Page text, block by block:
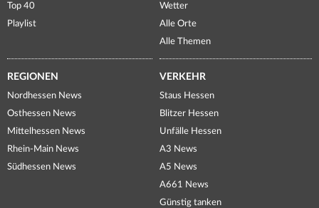
Top 40
Playlist
Wetter
Alle Orte
Alle Themen
REGIONEN
Nordhessen News
Osthessen News
Mittelhessen News
Rhein-Main News
Südhessen News
VERKEHR
Staus Hessen
Blitzer Hessen
Unfälle Hessen
A3 News
A5 News
A661 News
Günstig tanken